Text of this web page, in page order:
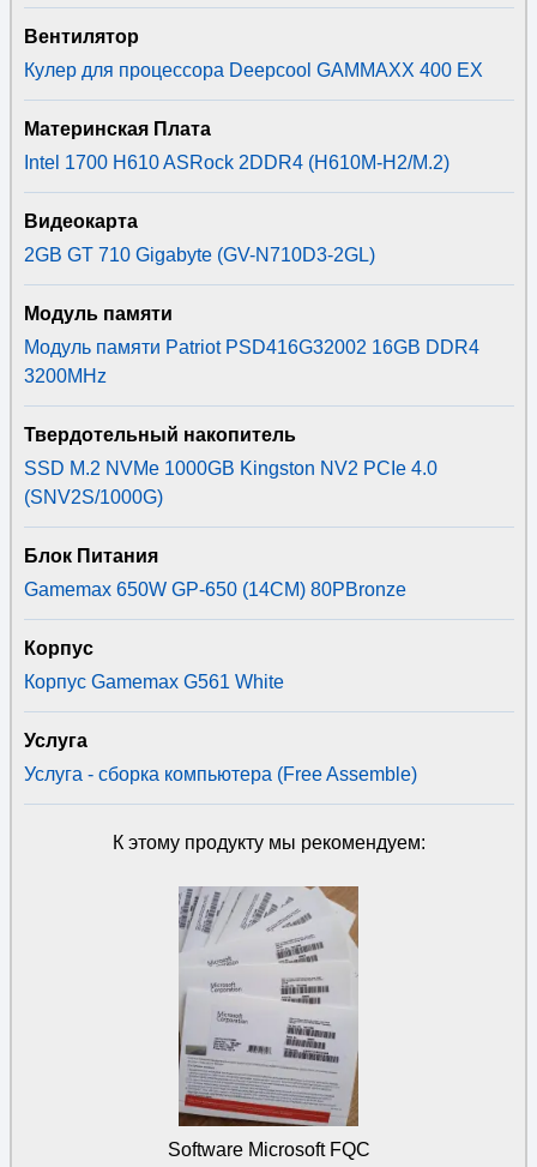
Вентилятор
Кулер для процессора Deepcool GAMMAXX 400 EX
Материнская Плата
Intel 1700 H610 ASRock 2DDR4 (H610M-H2/M.2)
Видеокарта
2GB GT 710 Gigabyte (GV-N710D3-2GL)
Модуль памяти
Модуль памяти Patriot PSD416G32002 16GB DDR4
3200MHz
Твердотельный накопитель
SSD M.2 NVMe 1000GB Kingston NV2 PCIe 4.0
(SNV2S/1000G)
Блок Питания
Gamemax 650W GP-650 (14CM) 80PBronze
Корпус
Корпус Gamemax G561 White
Услуга
Услуга - сборка компьютера (Free Assemble)
К этому продукту мы рекомендуем:
Software Microsoft FQC